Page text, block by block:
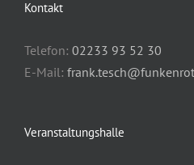
Kontakt
Telefon: 02233 93 52 30
E-Mail:
Veranstaltungshalle